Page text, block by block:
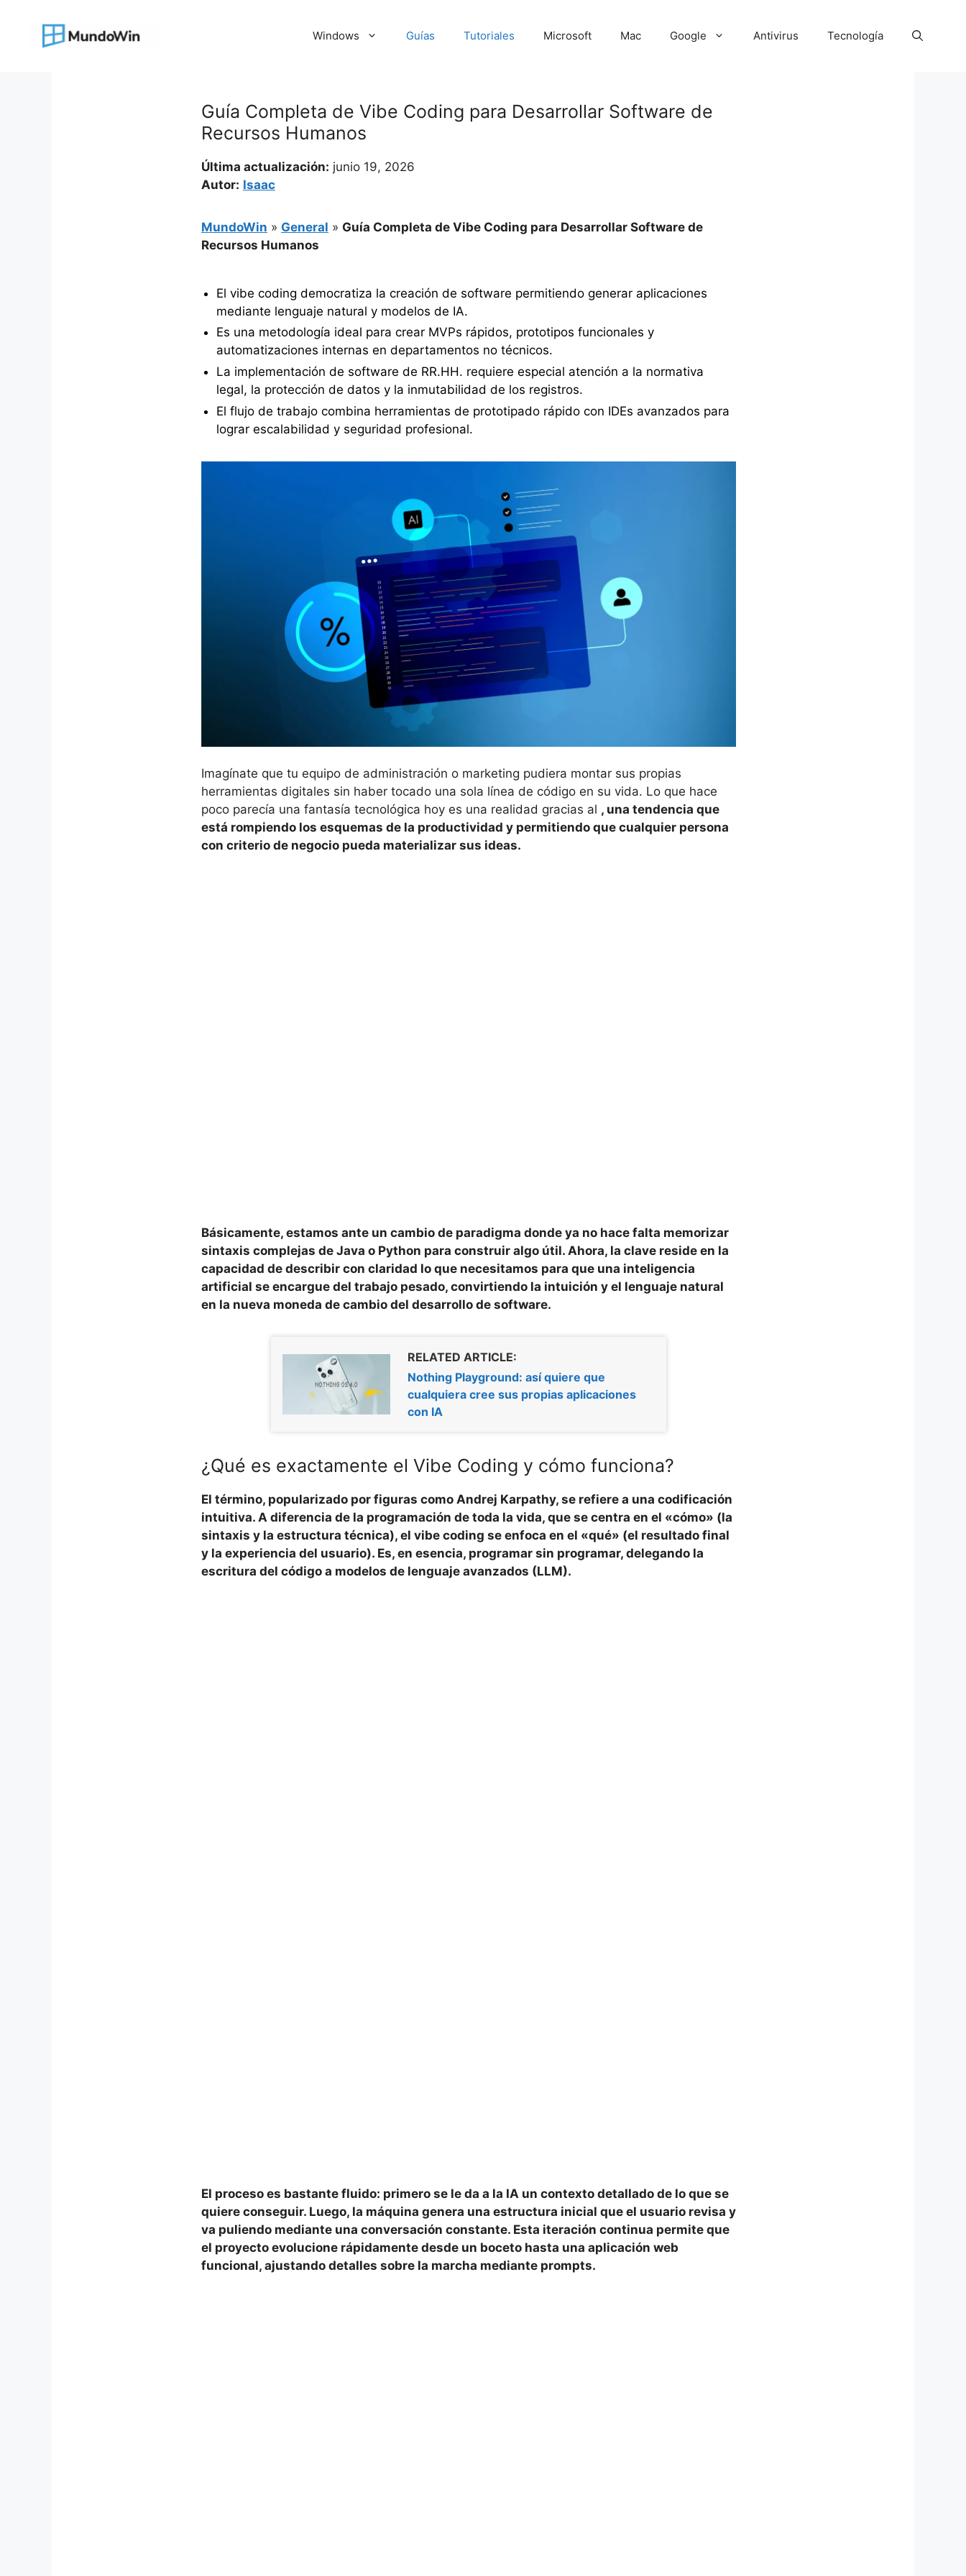
contenido
Windows Guías Tutoriales Microsoft Mac Google Antivirus Tecnología
Guía Completa de Vibe Coding para Desarrollar Software de
Recursos Humanos
Última actualización: junio 19, 2026
Autor: Isaac
MundoWin » General » Guía Completa de Vibe Coding para Desarrollar Software de
Recursos Humanos
El vibe coding democratiza la creación de software permitiendo generar aplicaciones
mediante lenguaje natural y modelos de IA.
Es una metodología ideal para crear MVPs rápidos, prototipos funcionales y
automatizaciones internas en departamentos no técnicos.
La implementación de software de RR.HH. requiere especial atención a la normativa
legal, la protección de datos y la inmutabilidad de los registros.
El flujo de trabajo combina herramientas de prototipado rápido con IDEs avanzados para
lograr escalabilidad y seguridad profesional.
Imagínate que tu equipo de administración o marketing pudiera montar sus propias
herramientas digitales sin haber tocado una sola línea de código en su vida. Lo que hace
poco parecía una fantasía tecnológica hoy es una realidad gracias al , una tendencia que
está rompiendo los esquemas de la productividad y permitiendo que cualquier persona
con criterio de negocio pueda materializar sus ideas.
Básicamente, estamos ante un cambio de paradigma donde ya no hace falta memorizar
sintaxis complejas de Java o Python para construir algo útil. Ahora, la clave reside en la
capacidad de describir con claridad lo que necesitamos para que una inteligencia
artificial se encargue del trabajo pesado, convirtiendo la intuición y el lenguaje natural
en la nueva moneda de cambio del desarrollo de software.
RELATED ARTICLE:
Nothing Playground: así quiere que
cualquiera cree sus propias aplicaciones
con IA
¿Qué es exactamente el Vibe Coding y cómo funciona?
El término, popularizado por figuras como Andrej Karpathy, se refiere a una codificación
intuitiva. A diferencia de la programación de toda la vida, que se centra en el «cómo» (la
sintaxis y la estructura técnica), el vibe coding se enfoca en el «qué» (el resultado final
y la experiencia del usuario). Es, en esencia, programar sin programar, delegando la
escritura del código a modelos de lenguaje avanzados (LLM).
El proceso es bastante fluido: primero se le da a la IA un contexto detallado de lo que se
quiere conseguir. Luego, la máquina genera una estructura inicial que el usuario revisa y
va puliendo mediante una conversación constante. Esta iteración continua permite que
el proyecto evolucione rápidamente desde un boceto hasta una aplicación web
funcional, ajustando detalles sobre la marcha mediante prompts.